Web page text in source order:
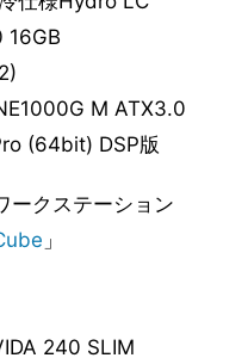
16GB
M ATX3.0
(64bit) DSP版
ークステーション
」
240 SLIM